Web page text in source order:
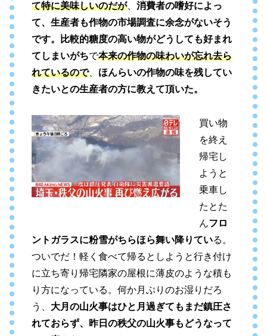
て特に美味しいのだが、 消費者の嗜好によっ
て、生産者も作物の市場調査に余念がないそう
です。比較的糖度の高い物がどうしても好まれ
てしまいがちで本来の作物の味わいが忘れ去ら
れているので、 ほんらいの作物の味を残してい
きたいとの生産者の方に教えて頂いた。
買い物
を終え
帰宅し
ようと
乗車し
たとた
んフロ
ントガラスに粉雪がちらほら舞い降りている。
ついでだ！軽く食べて帰るとしようと行き付け
に立ち寄り帰宅隣家の屋根に薄皮のような積も
り方になっている。何か月ぶりのお湿りだろ
う、 大月の山火事はひと月過ぎてもまだ鎮圧さ
れておらず、昨日の秩父の山火事もどうなって